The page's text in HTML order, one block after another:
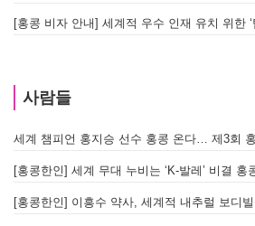
사람들